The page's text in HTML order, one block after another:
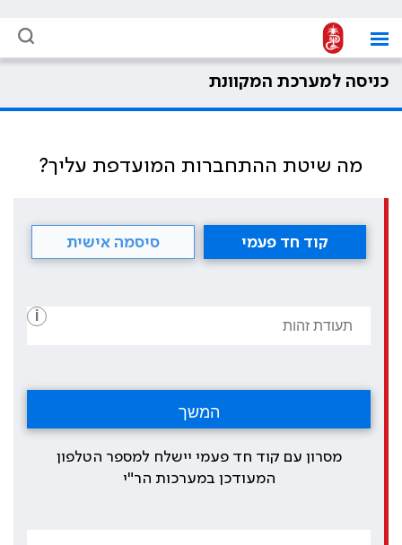
כניסה למערכת המקוונת
מה שיטת ההתחברות המועדפת עליך?
קוד חד פעמי סיסמה אישית
i
מסרון עם קוד חד פעמי יישלח למספר הטלפון
המעודכן במערכות הר"י